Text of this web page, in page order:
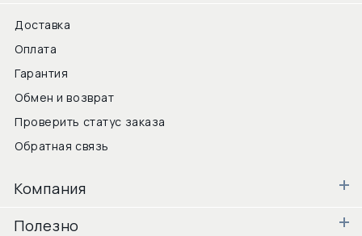
Доставка
Оплата
Гарантия
Обмен и возврат
Проверить статус заказа
Обратная связь
Компания
Полезно